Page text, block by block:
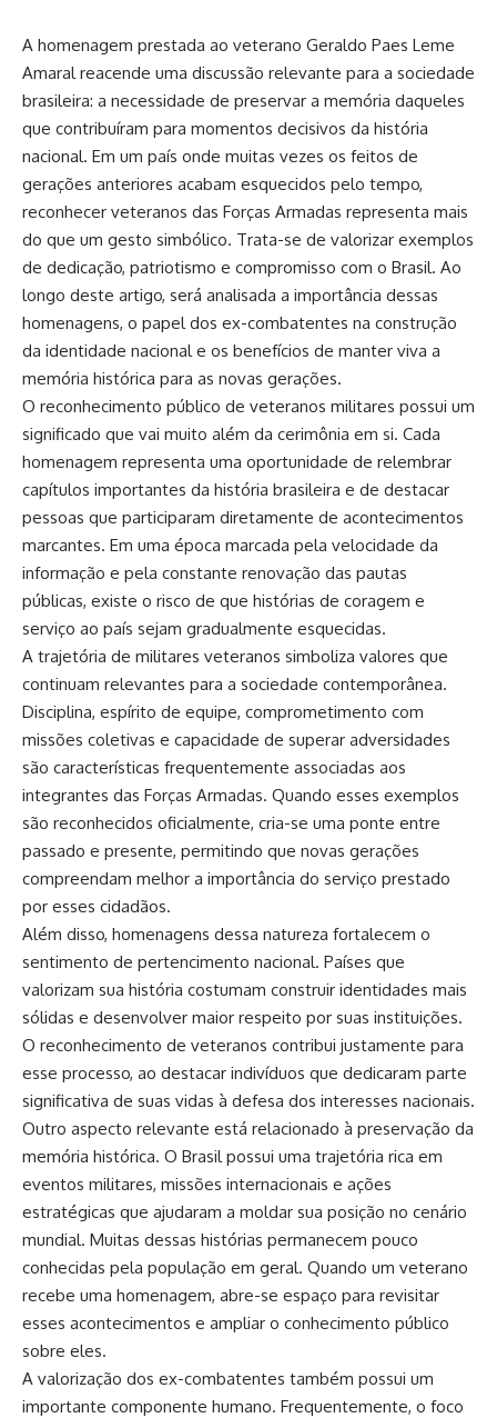
A homenagem prestada ao veterano Geraldo Paes Leme
Amaral reacende uma discussão relevante para a sociedade
brasileira: a necessidade de preservar a memória daqueles
que contribuíram para momentos decisivos da história
nacional. Em um país onde muitas vezes os feitos de
gerações anteriores acabam esquecidos pelo tempo,
reconhecer veteranos das Forças Armadas representa mais
do que um gesto simbólico. Trata-se de valorizar exemplos
de dedicação, patriotismo e compromisso com o Brasil. Ao
longo deste artigo, será analisada a importância dessas
homenagens, o papel dos ex-combatentes na construção
da identidade nacional e os benefícios de manter viva a
memória histórica para as novas gerações.
O reconhecimento público de veteranos militares possui um
significado que vai muito além da cerimônia em si. Cada
homenagem representa uma oportunidade de relembrar
capítulos importantes da história brasileira e de destacar
pessoas que participaram diretamente de acontecimentos
marcantes. Em uma época marcada pela velocidade da
informação e pela constante renovação das pautas
públicas, existe o risco de que histórias de coragem e
serviço ao país sejam gradualmente esquecidas.
A trajetória de militares veteranos simboliza valores que
continuam relevantes para a sociedade contemporânea.
Disciplina, espírito de equipe, comprometimento com
missões coletivas e capacidade de superar adversidades
são características frequentemente associadas aos
integrantes das Forças Armadas. Quando esses exemplos
são reconhecidos oficialmente, cria-se uma ponte entre
passado e presente, permitindo que novas gerações
compreendam melhor a importância do serviço prestado
por esses cidadãos.
Além disso, homenagens dessa natureza fortalecem o
sentimento de pertencimento nacional. Países que
valorizam sua história costumam construir identidades mais
sólidas e desenvolver maior respeito por suas instituições.
O reconhecimento de veteranos contribui justamente para
esse processo, ao destacar indivíduos que dedicaram parte
significativa de suas vidas à defesa dos interesses nacionais.
Outro aspecto relevante está relacionado à preservação da
memória histórica. O Brasil possui uma trajetória rica em
eventos militares, missões internacionais e ações
estratégicas que ajudaram a moldar sua posição no cenário
mundial. Muitas dessas histórias permanecem pouco
conhecidas pela população em geral. Quando um veterano
recebe uma homenagem, abre-se espaço para revisitar
esses acontecimentos e ampliar o conhecimento público
sobre eles.
A valorização dos ex-combatentes também possui um
importante componente humano. Frequentemente, o foco